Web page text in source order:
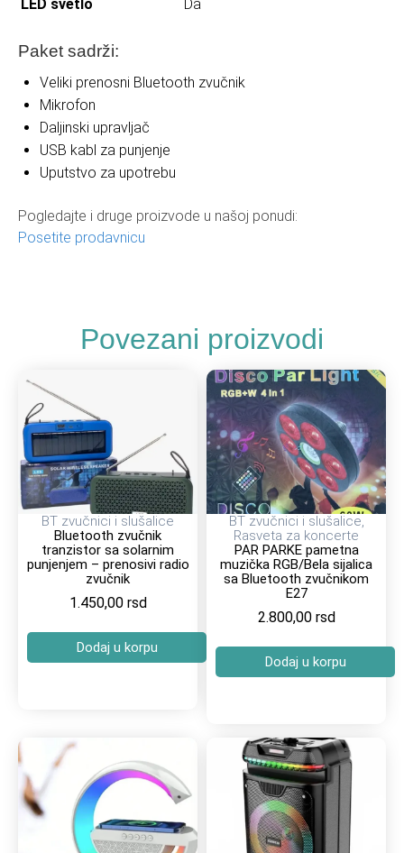
LED svetlo Da
Paket sadrži:
Veliki prenosni Bluetooth zvučnik
Mikrofon
Daljinski upravljač
USB kabl za punjenje
Uputstvo za upotrebu
Pogledajte i druge proizvode u našoj ponudi:
Posetite prodavnicu
Povezani proizvodi
BT zvučnici i slušalice
Bluetooth zvučnik
tranzistor sa solarnim
punjenjem – prenosivi radio
zvučnik
1.450,00 rsd
Dodaj u korpu
BT zvučnici i slušalice,
Rasveta za koncerte
PAR PARKE pametna
muzička RGB/Bela sijalica
sa Bluetooth zvučnikom
E27
2.800,00 rsd
Dodaj u korpu